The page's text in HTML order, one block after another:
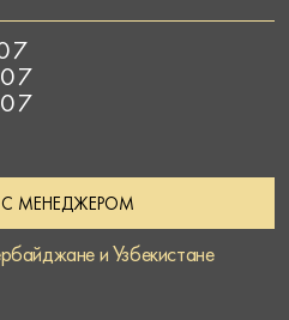
С МЕНЕДЖЕРОМ
и Узбекистане